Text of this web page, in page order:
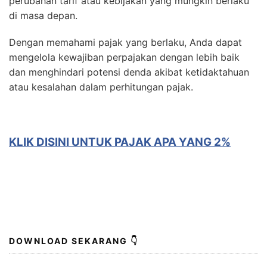
di masa depan.
Dengan memahami pajak yang berlaku, Anda dapat
mengelola kewajiban perpajakan dengan lebih baik
dan menghindari potensi denda akibat ketidaktahuan
atau kesalahan dalam perhitungan pajak.
KLIK DISINI UNTUK PAJAK APA YANG 2%
DOWNLOAD SEKARANG 👇